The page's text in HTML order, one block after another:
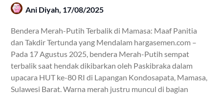
Ani Diyah, 17/08/2025
Bendera Merah-Putih Terbalik di Mamasa: Maaf Panitia
dan Takdir Tertunda yang Mendalam hargasemen.com –
Pada 17 Agustus 2025, bendera Merah-Putih sempat
terbalik saat hendak dikibarkan oleh Paskibraka dalam
upacara HUT ke-80 RI di Lapangan Kondosapata, Mamasa,
Sulawesi Barat. Warna merah justru muncul di bagian